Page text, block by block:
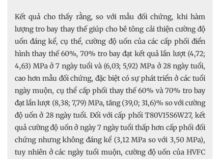
Kết quả cho thấy rằng, so với mẫu đối chứng, khi hàm
lượng tro bay thay thế giúp cho bê tông cải thiện cường độ
uốn đáng kể, cụ thể, cường độ uốn của các cấp phối điển
hình thay thế 60%, 70% tro bay đạt kết quả lần lượt (4,72;
4,63) MPa ở 7 ngày tuổi và (6,03; 5,92) MPa ở 28 ngày tuổi,
cao hơn mẫu đối chứng, đặc biệt có sự phát triển ở các tuổi
ngày muộn, cụ thể cấp phối thay thế 60% và 70% tro bay
đạt lần lượt (8,38; 7,79) MPa, tăng (39,0; 31,6)% so với cường
độ uốn ở 28 ngày tuổi. Đối với cấp phối T80V15S6W27, kết
quả cường độ uốn ở ngày 7 ngày tuổi thấp hơn cấp phối đối
chứng nhưng không đáng kể (3,12 MPa so với 3,50 MPa),
tuy nhiên ở các ngày tuổi muộn, cường độ uốn của HVFC